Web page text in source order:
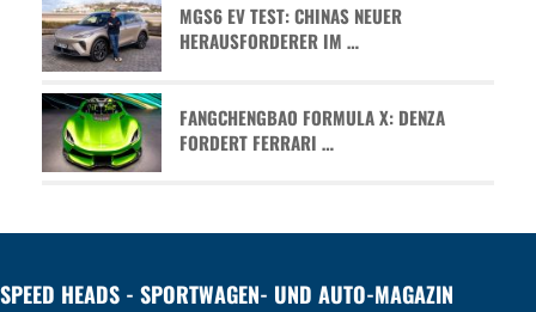
MGS6 EV TEST: CHINAS NEUER
HERAUSFORDERER IM …
FANGCHENGBAO FORMULA X: DENZA
FORDERT FERRARI …
SPEED HEADS - SPORTWAGEN- UND AUTO-MAGAZIN